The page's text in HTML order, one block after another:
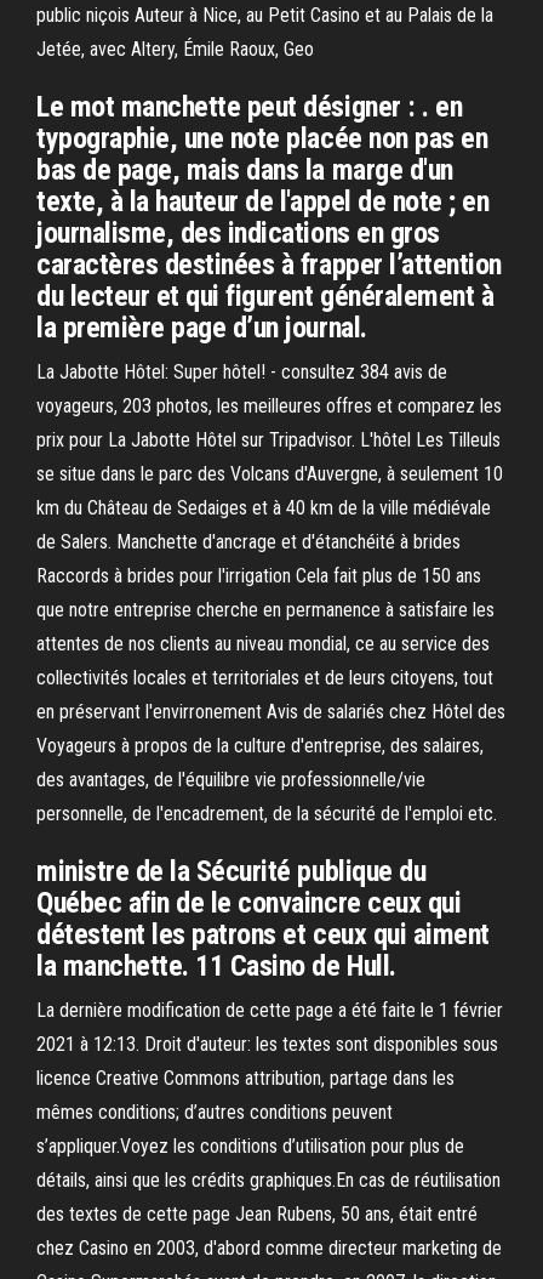
public niçois Auteur à Nice, au Petit Casino et au Palais de la
Jetée, avec Altery, Émile Raoux, Geo
Le mot manchette peut désigner : . en
typographie, une note placée non pas en
bas de page, mais dans la marge d'un
texte, à la hauteur de l'appel de note ; en
journalisme, des indications en gros
caractères destinées à frapper l’attention
du lecteur et qui figurent généralement à
la première page d’un journal.
La Jabotte Hôtel: Super hôtel! - consultez 384 avis de
voyageurs, 203 photos, les meilleures offres et comparez les
prix pour La Jabotte Hôtel sur Tripadvisor. L'hôtel Les Tilleuls
se situe dans le parc des Volcans d'Auvergne, à seulement 10
km du Château de Sedaiges et à 40 km de la ville médiévale
de Salers. Manchette d'ancrage et d'étanchéité à brides
Raccords à brides pour l'irrigation Cela fait plus de 150 ans
que notre entreprise cherche en permanence à satisfaire les
attentes de nos clients au niveau mondial, ce au service des
collectivités locales et territoriales et de leurs citoyens, tout
en préservant l'envirronement Avis de salariés chez Hôtel des
Voyageurs à propos de la culture d'entreprise, des salaires,
des avantages, de l'équilibre vie professionnelle/vie
personnelle, de l'encadrement, de la sécurité de l'emploi etc.
ministre de la Sécurité publique du
Québec afin de le convaincre ceux qui
détestent les patrons et ceux qui aiment
la manchette. 11 Casino de Hull.
La dernière modification de cette page a été faite le 1 février
2021 à 12:13. Droit d'auteur: les textes sont disponibles sous
licence Creative Commons attribution, partage dans les
mêmes conditions; d’autres conditions peuvent
s’appliquer.Voyez les conditions d’utilisation pour plus de
détails, ainsi que les crédits graphiques.En cas de réutilisation
des textes de cette page Jean Rubens, 50 ans, était entré
chez Casino en 2003, d'abord comme directeur marketing de